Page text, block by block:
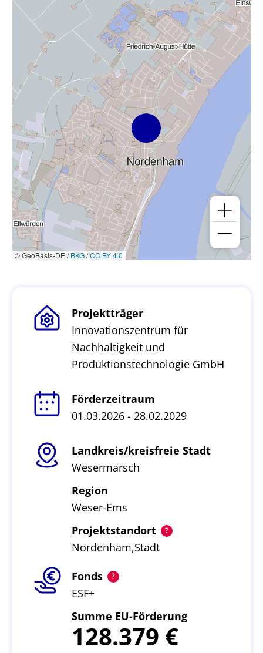
© GeoBasis-DE /BKG/CC BY 4.0
Projektträger
Innovationszentrum für
Nachhaltigkeit und
Produktionstechnologie GmbH
Förderzeitraum
01.03.2026 - 28.02.2029
Landkreis/kreisfreie Stadt
Wesermarsch
Region
Weser-Ems
Projektstandort
Nordenham,Stadt
Fonds
ESF+
Summe EU-Förderung
128.379